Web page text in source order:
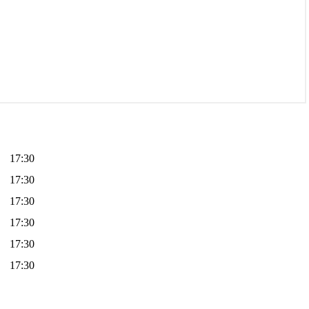
17:30
17:30
17:30
17:30
17:30
17:30